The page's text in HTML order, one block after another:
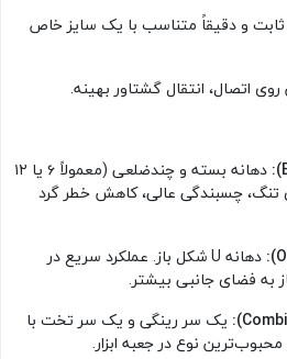
ثابت و دقیقاً متناسب با یک سایز خاص
اتصال، انتقال گشتاور بهینه.
دهانه بسته و چندضلعی (معمولاً ۶ یا ۱۲
تنگ، چسبندگی عالی، کاهش خطر گرد
دهانه U شکل باز. عملکرد سریع در
به فضای جانبی بیشتر.
یک سر رینگی و یک سر تخت با
نوع در جعبه ابزار.